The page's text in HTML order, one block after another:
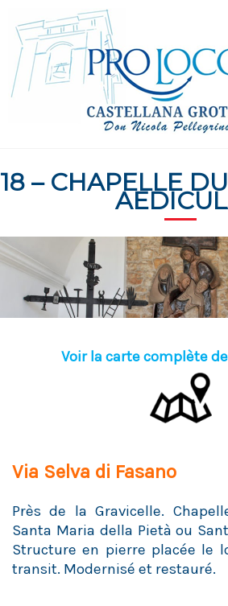
contenu
18 – CHAPELLE
Voir la carte complète
Via Selva di Fasano
Près de la Gravicelle.
Santa Maria della Pietà ou
Structure en pierre placée le
transit. Modernisé et restauré.